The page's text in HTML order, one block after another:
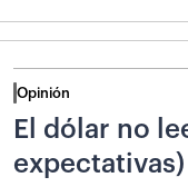
Opinión
El dólar no
expectativas)